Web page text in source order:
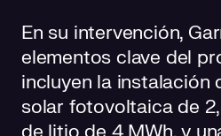
En su intervención,
elementos clave del
incluyen la instalación
solar fotovoltaica de